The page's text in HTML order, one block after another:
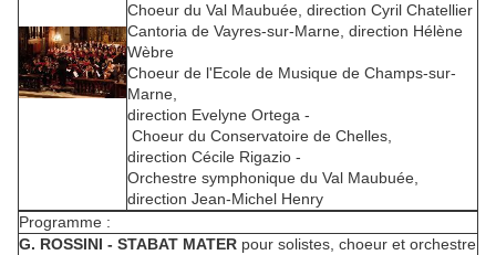
Choeur du Val Maubuée, direction Cyril Chatellier
Cantoria de Vayres-sur-Marne, direction Hélène
Wèbre
Choeur de l'Ecole de Musique de Champs-sur-
Marne,
direction Evelyne Ortega -
Choeur du Conservatoire de Chelles,
direction Cécile Rigazio -
Orchestre symphonique du Val Maubuée,
direction Jean-Michel Henry
Programme :
G. ROSSINI - STABAT MATER pour solistes, choeur et orchestre